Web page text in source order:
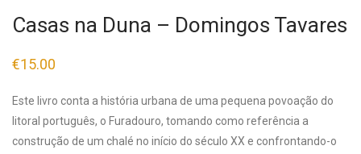
Casas na Duna – Domingos Tavares
€15.00
Este livro conta a história urbana de uma pequena povoação do
litoral português, o Furadouro, tomando como referência a
construção de um chalé no início do século XX e confrontando-o